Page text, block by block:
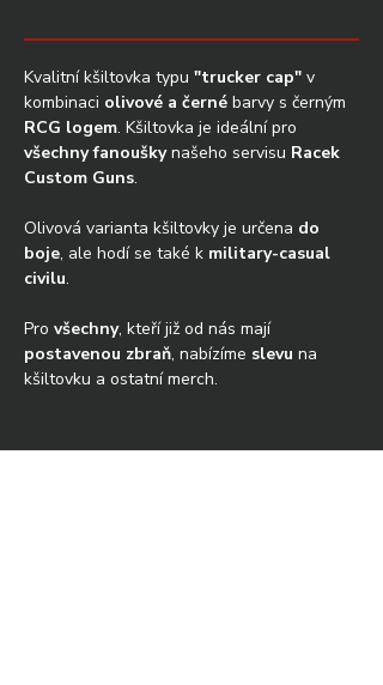
Kvalitní kšiltovka typu "trucker cap" v
kombinaci olivové a černé barvy s černým
RCG logem. Kšiltovka je ideální pro
všechny fanoušky našeho servisu Racek
Custom Guns.
Olivová varianta kšiltovky je určena do
boje, ale hodí se také k military-casual
civilu.
Pro všechny, kteří již od nás mají
postavenou zbraň, nabízíme slevu na
kšiltovku a ostatní merch.